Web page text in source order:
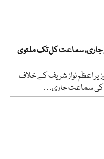
جاری، سماعت کل تک ملتوی
اعظم نواز شریف کے خلاف
کی سماعت جاری…